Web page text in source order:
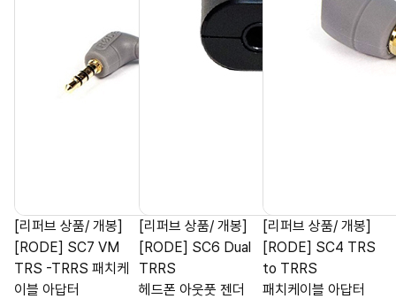
[리퍼브 상품/ 개봉]
[RODE] SC7 VM
TRS -TRRS 패치케
이블 아답터
[리퍼브 상품/ 개봉]
[RODE] SC6 Dual
TRRS
헤드폰 아웃풋 젠더
[리퍼브 상품/ 개봉]
[RODE] SC4 TRS
to TRRS
패치케이블 아답터